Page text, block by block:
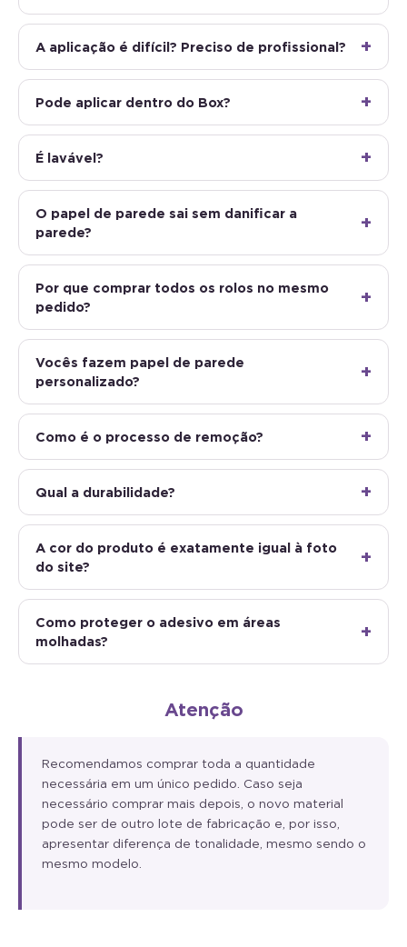
A aplicação é difícil? Preciso de profissional?
Pode aplicar dentro do Box?
É lavável?
O papel de parede sai sem danificar a
parede?
Por que comprar todos os rolos no mesmo
pedido?
Vocês fazem papel de parede
personalizado?
Como é o processo de remoção?
Qual a durabilidade?
A cor do produto é exatamente igual à foto
do site?
Como proteger o adesivo em áreas
molhadas?
Atenção
Recomendamos comprar toda a quantidade
necessária em um único pedido. Caso seja
necessário comprar mais depois, o novo material
pode ser de outro lote de fabricação e, por isso,
apresentar diferença de tonalidade, mesmo sendo o
mesmo modelo.